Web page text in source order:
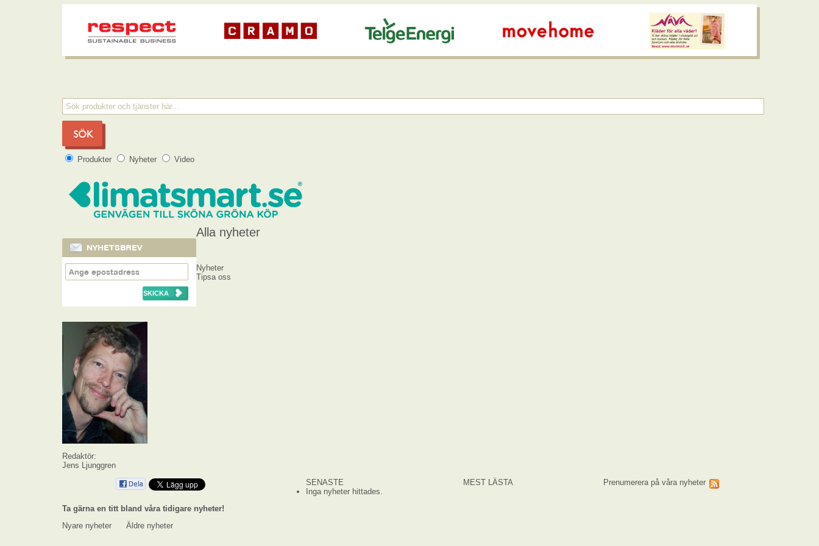
Produkter Nyheter Video
NYHETSBREV
Alla nyheter
Nyheter
Tipsa oss
Redaktör:
Jens Ljunggren
Prenumerera på våra nyheter
SENASTE
MEST LÄSTA
Inga nyheter hittades.
Ta gärna en titt bland våra tidigare nyheter!
Nyare nyheter
Äldre nyheter